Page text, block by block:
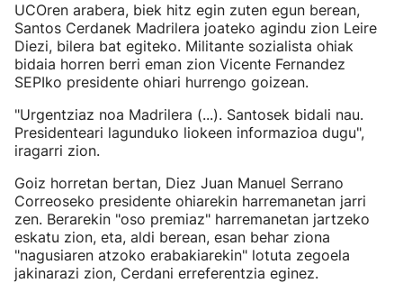
UCOren arabera, biek hitz egin zuten egun berean,
Santos Cerdanek Madrilera joateko agindu zion Leire
Diezi, bilera bat egiteko. Militante sozialista ohiak
bidaia horren berri eman zion Vicente Fernandez
SEPIko presidente ohiari hurrengo goizean.
"Urgentziaz noa Madrilera (...). Santosek bidali nau.
Presidenteari lagunduko liokeen informazioa dugu",
iragarri zion.
Goiz horretan bertan, Diez Juan Manuel Serrano
Correoseko presidente ohiarekin harremanetan jarri
zen. Berarekin "oso premiaz" harremanetan jartzeko
eskatu zion, eta, aldi berean, esan behar ziona
"nagusiaren atzoko erabakiarekin" lotuta zegoela
jakinarazi zion, Cerdani erreferentzia eginez.